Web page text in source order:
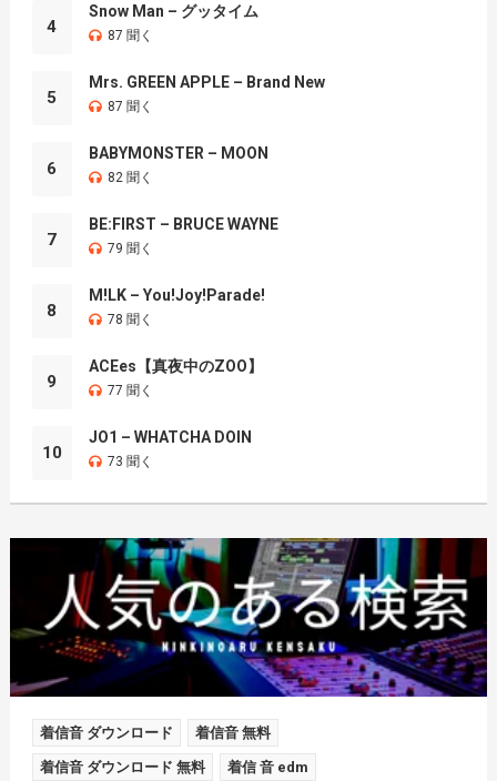
4
Snow Man – グッタイム
87 聞く
5
Mrs. GREEN APPLE – Brand New
87 聞く
6
BABYMONSTER – MOON
82 聞く
7
BE:FIRST – BRUCE WAYNE
79 聞く
8
M!LK – You!Joy!Parade!
78 聞く
9
ACEes【真夜中のZOO】
77 聞く
10
JO1 – WHATCHA DOIN
73 聞く
着信音 ダウンロード 着信音 無料
着信音 ダウンロード 無料 着信 音 edm